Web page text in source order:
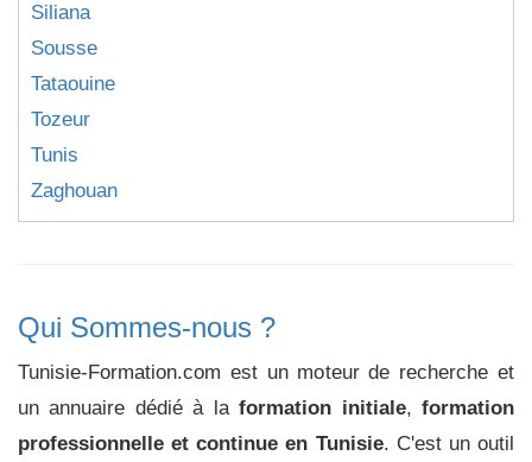
Siliana
Sousse
Tataouine
Tozeur
Tunis
Zaghouan
Qui Sommes-nous ?
Tunisie-Formation.com est un moteur de recherche et
un annuaire dédié à laformation initiale,formation
professionnelle et continue en Tunisie. C'est un outil